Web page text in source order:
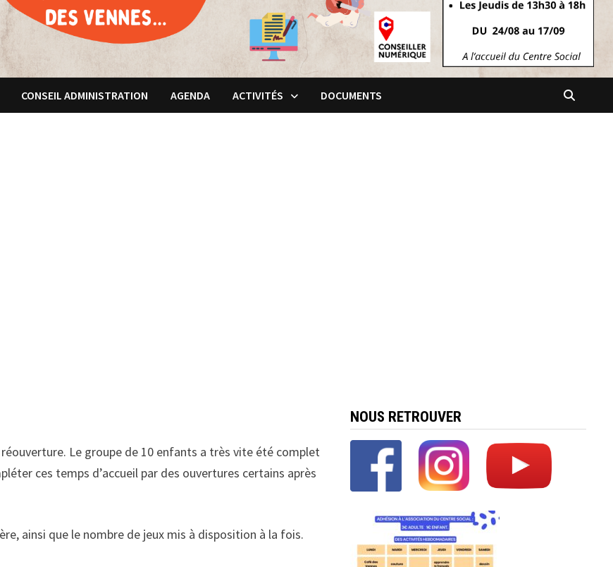
CONSEIL ADMINISTRATION AGENDA ACTIVITÉS DOCUMENTS
Le groupe de 10 enfants a très vite été complet
ces temps d’accueil par des ouvertures certains après
ainsi que le nombre de jeux mis à disposition à la fois.
NOUS RETROUVER